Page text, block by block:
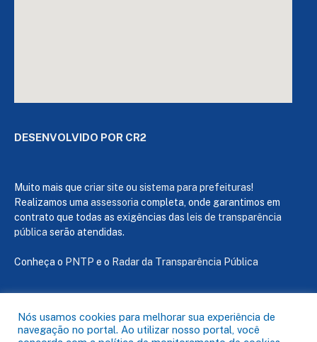
DESENVOLVIDO POR CR2
Muito mais que criar site ou sistema para prefeituras!
Realizamos uma assessoria completa, onde garantimos em
contrato que todas as exigências das leis de transparência
pública serão atendidas.
Conheça o PNTP e o Radar da Transparência Pública
Todos os direitos reservados a Câmara de Capanema
Nós usamos cookies para melhorar sua experiência de
navegação no portal. Ao utilizar nosso portal, você